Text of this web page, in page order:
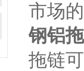
市场
钢铝
拖链